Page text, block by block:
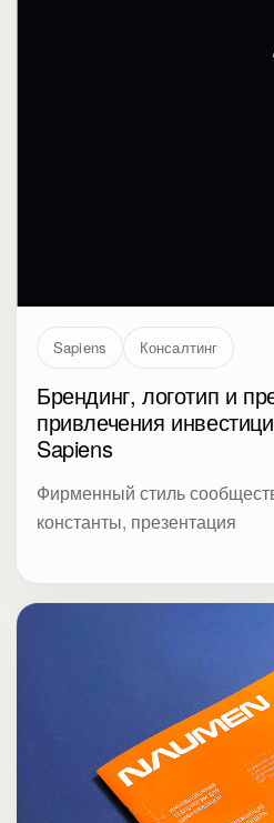
Sapiens Консалтинг
Брендинг, логотип и
привлечения
Sapiens
Фирменный стиль
константы, презентация